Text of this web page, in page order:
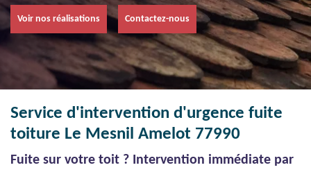
Voir nos réalisations Contactez-nous
Service d'intervention d'urgence fuite
toiture Le Mesnil Amelot 77990
Fuite sur votre toit ? Intervention immédiate par